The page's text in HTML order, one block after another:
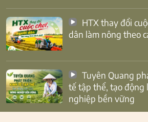
dân làm nông theo
tế tập thể, tạo động
nghiệp bền vững